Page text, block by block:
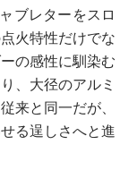
ブレターをスロ
火特性だけでな
の感性に馴染む
、大径のアルミ
来と同一だが、
る逞しさへと進